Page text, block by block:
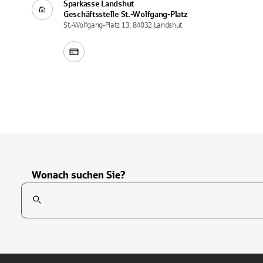
Sparkasse Landshut
Geschäftsstelle St.-Wolfgang-Platz
St.-Wolfgang-Platz 13, 84032 Landshut
Wonach suchen Sie?
Suchfeld